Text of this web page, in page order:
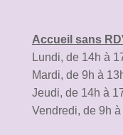
Accueil sans
Lundi, de 14h à
Mardi, de 9h à
Jeudi, de 14h à
Vendredi, de 9h